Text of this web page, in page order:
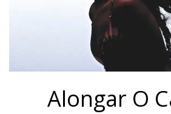
Alongar O